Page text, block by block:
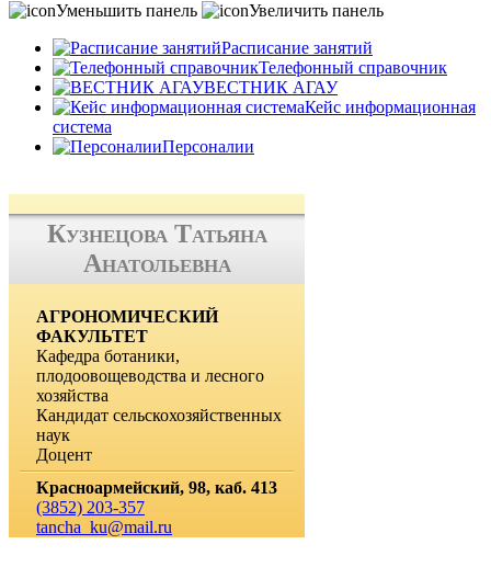
Уменьшить панель
Увеличить панель
Расписание занятий
Телефонный справочник
ВЕСТНИК АГАУ
Кейс информационная
система
Персоналии
Кузнецова Татьяна
Анатольевна
АГРОНОМИЧЕСКИЙ
ФАКУЛЬТЕТ
Кафедра ботаники,
плодоовощеводства и лесного
хозяйства
Кандидат сельскохозяйственных
наук
Доцент
Красноармейский, 98, каб. 413
(3852) 203-357
tancha_ku@mail.ru